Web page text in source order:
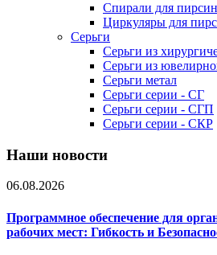
Спирали для
Циркуляры для
Серьги
Серьги из
Серьги из
Серьги метал
Серьги серии - СГ
Серьги серии - СГП
Серьги серии - СКР
Наши новости
06.08.2026
Программное обеспечение для
рабочих мест: Гибкость и